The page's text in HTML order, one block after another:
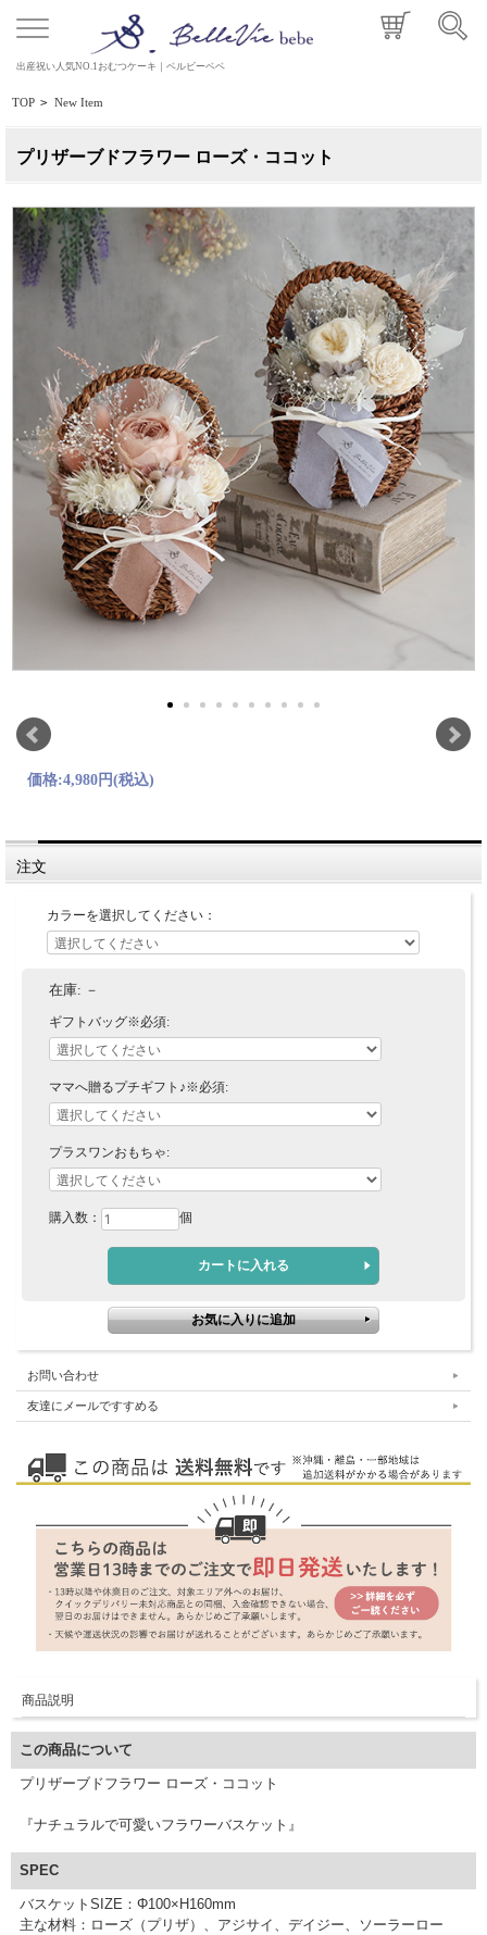
出産祝い人気NO.1おむつケーキ｜ベルビーベベ
TOP > New Item
プリザーブドフラワー ローズ・ココット
価格:4,980円(税込)
注文
カラーを選択してください：
在庫: －
ギフトバッグ※必須:
ママへ贈るプチギフト♪※必須:
プラスワンおもちゃ:
購入数： 個
お問い合わせ
友達にメールですすめる
商品説明
この商品について
プリザーブドフラワー ローズ・ココット
『ナチュラルで可愛いフラワーバスケット』
SPEC
バスケットSIZE：Φ100×H160mm
主な材料：ローズ（プリザ）、アジサイ、デイジー、ソーラーロー